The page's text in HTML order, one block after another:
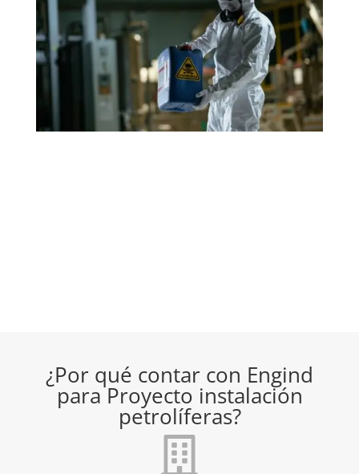
¿Por qué contar con Engind
para Proyecto instalación
petrolíferas?